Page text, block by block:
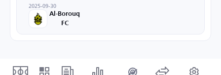
2025-09-30
Al-Borouq
FC